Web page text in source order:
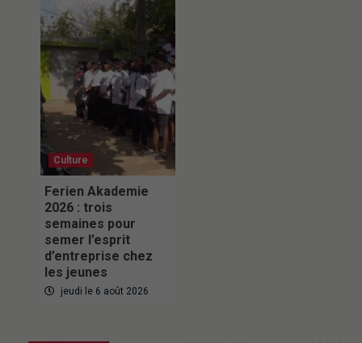
Culture
Ferien Akademie
2026 : trois
semaines pour
semer l’esprit
d’entreprise chez
les jeunes
jeudi le 6 août 2026